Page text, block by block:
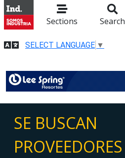
Sections Search
SELECT LANGUAGE ▼
SE BUSCAN
PROVEEDORES